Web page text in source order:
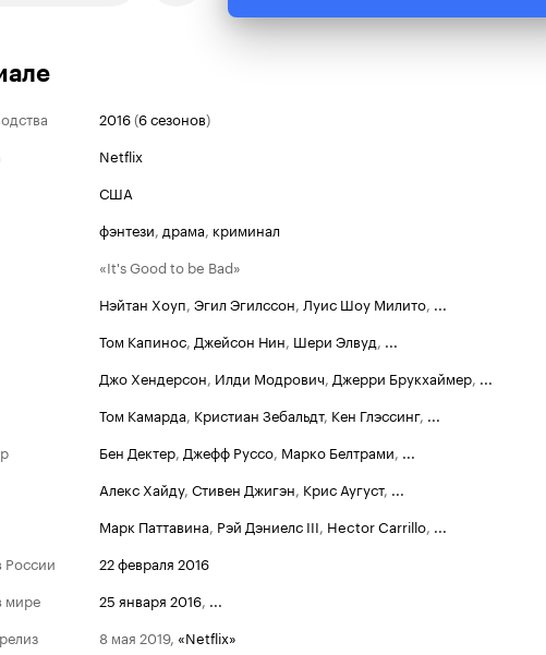
2016(6 сезонов)
Netflix
США
фэнтези, драма, криминал
«It's Good to be Bad»
Нэйтан Хоуп, Эгил Эгилссон, Луис Шоу Милито, ...
Том Капинос, Джейсон Нин, Шери Элвуд, ...
Джо Хендерсон, Илди Модрович, Джерри Брукхаймер, ...
Том Камарда, Кристиан Зебальдт, Кен Глэссинг, ...
Бен Дектер, Джефф Руссо, Марко Белтрами, ...
Алекс Хайду, Стивен Джигэн, Крис Аугуст, ...
Марк Паттавина, Рэй Дэниелс III, Hector Carrillo, ...
России
22 февраля 2016
мире
25 января 2016, ...
8 мая 2019, «Netflix»